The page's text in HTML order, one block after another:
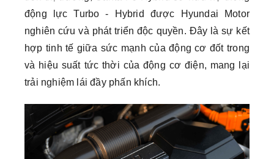
động lực Turbo - Hybrid được Hyundai Motor
nghiên cứu và phát triển độc quyền. Đây là sự kết
hợp tinh tế giữa sức mạnh của động cơ đốt trong
và hiệu suất tức thời của động cơ điện, mang lại
trải nghiệm lái đầy phấn khích.